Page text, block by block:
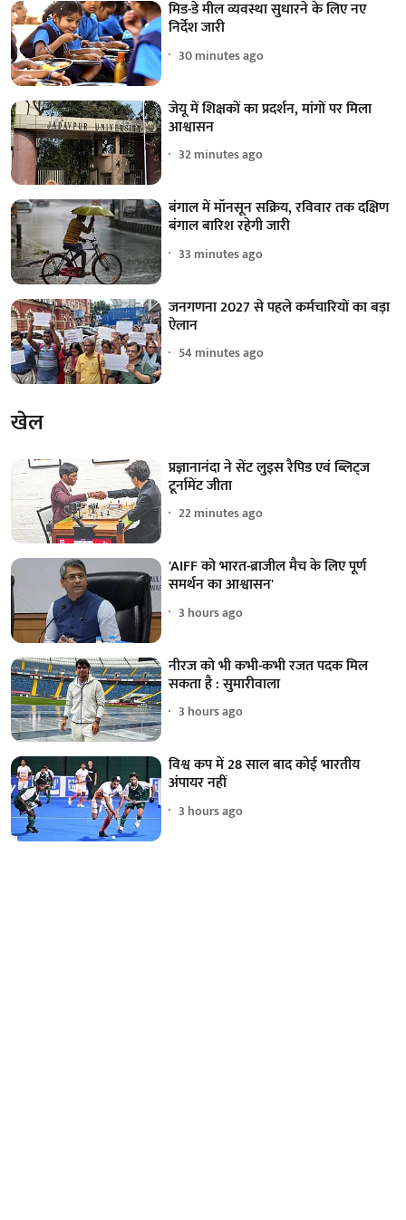
मिड-डे मील व्यवस्था सुधारने के लिए नए
निर्देश जारी
30 minutes ago
जेयू में शिक्षकों का प्रदर्शन, मांगों पर मिला
आश्वासन
32 minutes ago
बंगाल में मॉनसून सक्रिय, रविवार तक दक्षिण
बंगाल बारिश रहेगी जारी
33 minutes ago
जनगणना 2027 से पहले कर्मचारियों का बड़ा
ऐलान
54 minutes ago
खेल
प्रज्ञानानंदा ने सेंट लुइस रैपिड एवं ब्लिट्ज
टूर्नामेंट जीता
22 minutes ago
'AIFF को भारत-ब्राजील मैच के लिए पूर्ण
समर्थन का आश्वासन'
3 hours ago
नीरज को भी कभी-कभी रजत पदक मिल
सकता है : सुमारीवाला
3 hours ago
विश्व कप में 28 साल बाद कोई भारतीय
अंपायर नहीं
3 hours ago